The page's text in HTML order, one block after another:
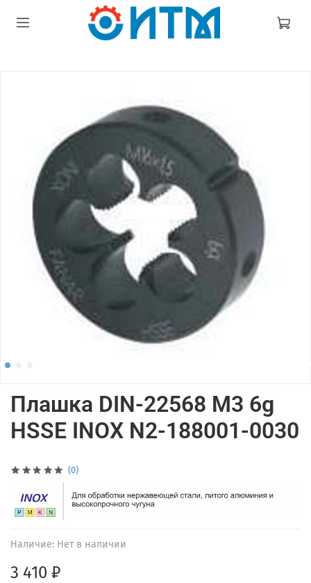
(0)
Наличие: Нет в наличии
Плашка DIN-22568 M3 6g
HSSE INOX N2-188001-0030
3 410 ₽